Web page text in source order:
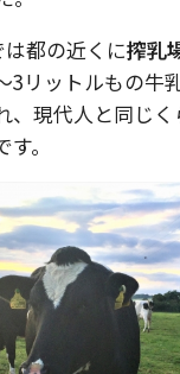
は都の近くに搾乳
3リットルもの牛
、現代人と同じ
。